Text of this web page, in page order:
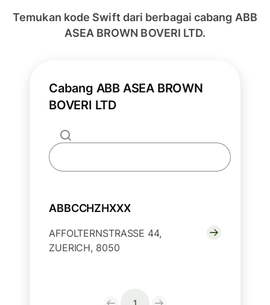
Temukan kode Swift dari berbagai cabang ABB
ASEA BROWN BOVERI LTD.
Cabang ABB ASEA BROWN
BOVERI LTD
ABBCCHZHXXX
AFFOLTERNSTRASSE 44,
ZUERICH, 8050
1